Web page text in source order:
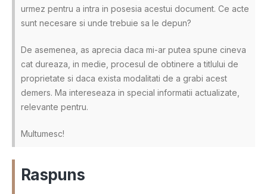
urmez pentru a intra in posesia acestui document. Ce acte
sunt necesare si unde trebuie sa le depun?
De asemenea, as aprecia daca mi-ar putea spune cineva
cat dureaza, in medie, procesul de obtinere a titlului de
proprietate si daca exista modalitati de a grabi acest
demers. Ma intereseaza in special informatii actualizate,
relevante pentru.
Multumesc!
Raspuns